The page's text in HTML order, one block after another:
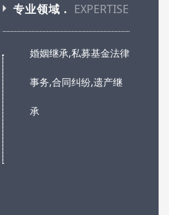
专业领域 . EXPERTISE
婚姻继承,私募基金法律
事务,合同纠纷,遗产继
承